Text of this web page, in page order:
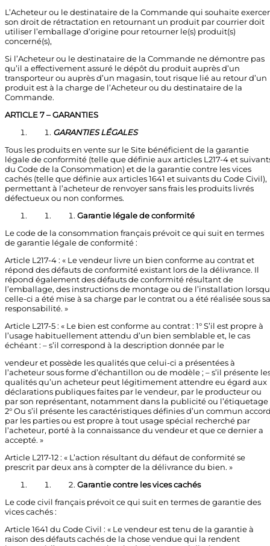
L’Acheteur ou le destinataire de la Commande qui souhaite exercer
son droit de rétractation en retournant un produit par courrier doit
utiliser l’emballage d’origine pour retourner le(s) produit(s)
concerné(s),
Si l’Acheteur ou le destinataire de la Commande ne démontre pas
qu’il a effectivement assuré le dépôt du produit auprès d’un
transporteur ou auprès d’un magasin, tout risque lié au retour d’un
produit est à la charge de l’Acheteur ou du destinataire de la
Commande.
ARTICLE 7 – GARANTIES
GARANTIES LÉGALES
Tous les produits en vente sur le Site bénéficient de la garantie
légale de conformité (telle que définie aux articles L217-4 et
du Code de la Consommation) et de la garantie contre les vices
cachés (telle que définie aux articles 1641 et suivants du Code Civil),
permettant à l’acheteur de renvoyer sans frais les produits livrés
défectueux ou non conformes.
Garantie légale de conformité
Le code de la consommation français prévoit ce qui suit en termes
de garantie légale de conformité :
Article L217-4 : « Le vendeur livre un bien conforme au contrat et
répond des défauts de conformité existant lors de la délivrance. Il
répond également des défauts de conformité résultant de
l’emballage, des instructions de montage ou de l’installation
celle-ci a été mise à sa charge par le contrat ou a été réalisée sous sa
responsabilité. »
Article L217-5 : « Le bien est conforme au contrat : 1° S’il est propre à
l’usage habituellement attendu d’un bien semblable et, le cas
échéant : – s’il correspond à la description donnée par le
vendeur et possède les qualités que celui-ci a présentées à
l’acheteur sous forme d’échantillon ou de modèle ; – s’il présente
qualités qu’un acheteur peut légitimement attendre eu égard aux
déclarations publiques faites par le vendeur, par le producteur ou
par son représentant, notamment dans la publicité ou l’étiquetage
2° Ou s’il présente les caractéristiques définies d’un commun
par les parties ou est propre à tout usage spécial recherché par
l’acheteur, porté à la connaissance du vendeur et que ce dernier a
accepté. »
Article L217-12 : « L’action résultant du défaut de conformité se
prescrit par deux ans à compter de la délivrance du bien. »
Garantie contre les vices cachés
Le code civil français prévoit ce qui suit en termes de garantie des
vices cachés :
Article 1641 du Code Civil : « Le vendeur est tenu de la garantie à
raison des défauts cachés de la chose vendue qui la rendent